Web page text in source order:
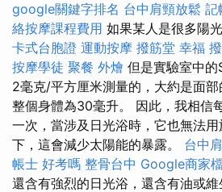
google關鍵字排名 台中肩頸放鬆 記
絡按摩課程費用 如果某人是很多陽
卡式台胞證 運動按摩 撥筋堂 幸福
按摩學徒 聚餐 外燴 但是實驗室中的
2毫克/平方厘米測量的，大約是面部
整個身體為30毫升。 因此，我相信
一次，當涉及日光浴時，它也無法
下，這會減少太陽能的暴露。 台中
帳士 好考嗎 整骨台中 Google商家
還含有強烈的日光浴，還含有油或